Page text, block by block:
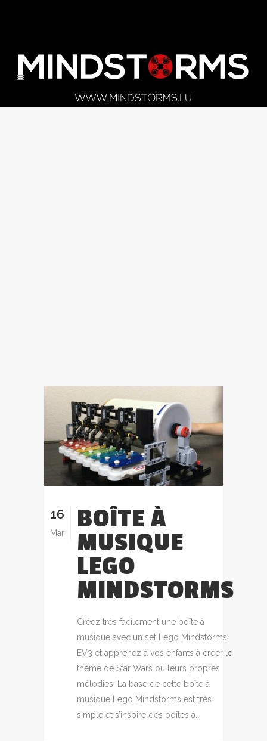
16
Mar
BOÎTE À
MUSIQUE
LEGO
MINDSTORMS
Créez très facilement une boîte à
musique avec un set Lego Mindstorms
EV3 et apprenez à vos enfants à créer le
thème de Star Wars ou leurs propres
mélodies. La base de cette boîte à
musique Lego Mindstorms est très
simple et s’inspire des boîtes à...